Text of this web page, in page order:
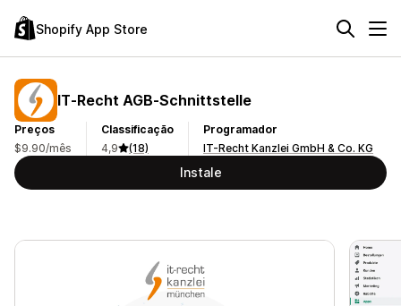
Shopify App Store
IT‑Recht AGB‑Schnittstelle
Preços
$9.90/mês
Classificação
4,9
(18)
Programador
IT-Recht Kanzlei GmbH & Co. KG
Instale